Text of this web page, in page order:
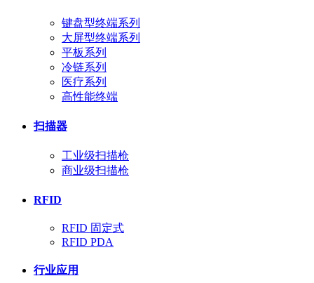
键盘型终端系列
大屏型终端系列
平板系列
冷链系列
医疗系列
高性能终端
扫描器
工业级扫描枪
商业级扫描枪
RFID
RFID 固定式
RFID PDA
行业应用